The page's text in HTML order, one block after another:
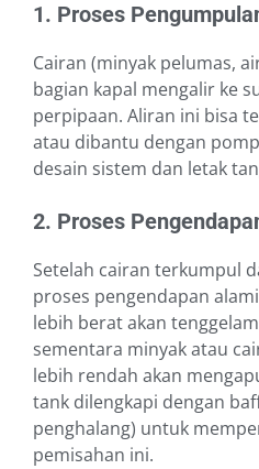
1. Proses
Cairan (minyak pelumas,
bagian kapal mengalir ke
perpipaan. Aliran ini bisa
atau dibantu dengan
desain sistem dan letak
2. Proses
Setelah cairan terkumpul
proses pengendapan
lebih berat akan
sementara minyak atau
lebih rendah akan
tank dilengkapi dengan
penghalang) untuk
pemisahan ini.